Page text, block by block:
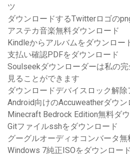
ツ
ダウンロードするTwitterロゴの
アステカ音楽無料ダウンロード
Kindleからアルバムをダウンロー
支払い確認PDFをダウンロード
Soulseekダウンローダーは私の
見ることができます
ダウンロードデバイスロック解
Android向けのAccuweatherダウン
Minecraft Bedrock Edition無料ダ
Gitファイルsshをダウンロード
グーグルオーディオコンバータ無
Windows 7純正ISOをダウンロード